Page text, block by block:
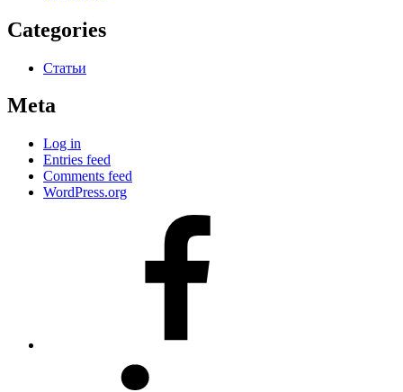
Categories
Статьи
Meta
Log in
Entries feed
Comments feed
WordPress.org